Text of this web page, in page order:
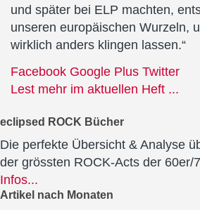
und später bei ELP machten,
unseren europäischen Wurzeln,
wirklich anders klingen lassen.“
Facebook Google Plus Twitter
Lest mehr im aktuellen Heft ...
eclipsed ROCK Bücher
Die perfekte Übersicht & Analyse
der grössten ROCK-Acts der 60er/
Infos...
Artikel nach Monaten